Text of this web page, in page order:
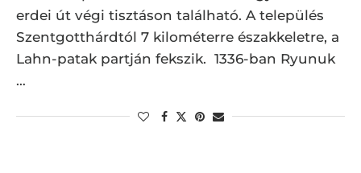
erdei út végi tisztáson található. A település
Szentgotthárdtól 7 kilométerre északkeletre, a
Lahn-patak partján fekszik. 1336-ban Ryunuk
…